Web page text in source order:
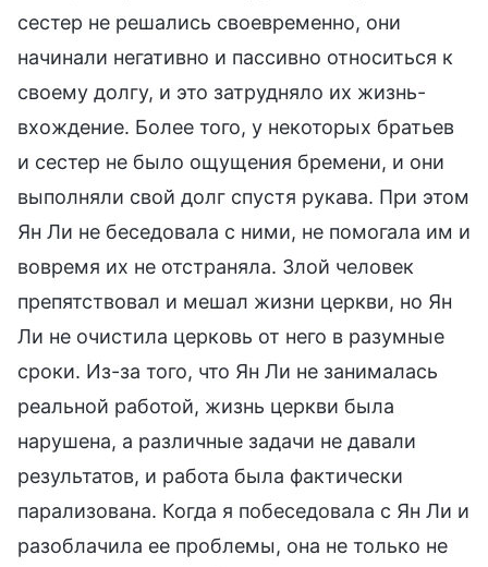
сестер не решались своевременно, они
начинали негативно и пассивно относиться к
своему долгу, и это затрудняло их жизнь-
вхождение. Более того, у некоторых братьев
и сестер не было ощущения бремени, и они
выполняли свой долг спустя рукава. При этом
Ян Ли не беседовала с ними, не помогала им и
вовремя их не отстраняла. Злой человек
препятствовал и мешал жизни церкви, но Ян
Ли не очистила церковь от него в разумные
сроки. Из-за того, что Ян Ли не занималась
реальной работой, жизнь церкви была
нарушена, а различные задачи не давали
результатов, и работа была фактически
парализована. Когда я побеседовала с Ян Ли и
разоблачила ее проблемы, она не только не